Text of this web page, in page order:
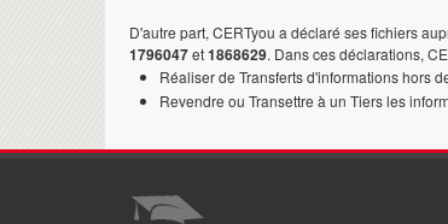
D'autre part, CERTyou a déclaré ses fichiers
1796047et1868629. Dans ces déclarations,
Réaliser de Transferts d'informations hors
Revendre ou Transettre à un Tiers les